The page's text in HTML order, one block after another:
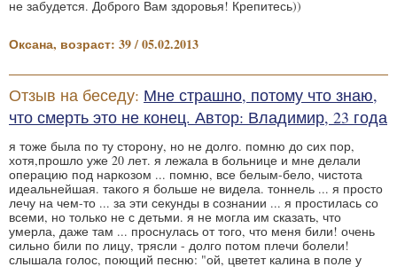
не забудется. Доброго Вам здоровья! Крепитесь))
Оксана, возраст: 39 / 05.02.2013
Отзыв на беседу: Мне страшно, потому что знаю,
что смерть это не конец. Автор: Владимир, 23 года
я тоже была по ту сторону, но не долго. помню до сих пор,
хотя,прошло уже 20 лет. я лежала в больнице и мне делали
операцию под наркозом ... помню, все белым-бело, чистота
идеальнейшая. такого я больше не видела. тоннель ... я просто
лечу на чем-то ... за эти секунды в сознании ... я простилась со
всеми, но только не с детьми. я не могла им сказать, что
умерла, даже там ... проснулась от того, что меня били! очень
сильно били по лицу, трясли - долго потом плечи болели!
слышала голос, поющий песню: "ой, цветет калина в поле у